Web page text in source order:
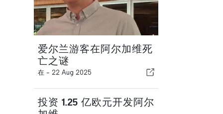
爱尔兰游客在阿尔加维死
亡之谜
在 - 22 Aug 2025
投资 1.25 亿欧元开发阿尔